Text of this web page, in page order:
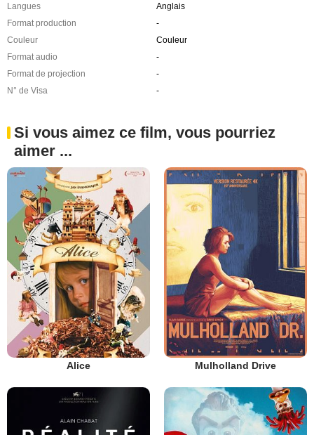
Langues
Anglais
Format production
-
Couleur
Couleur
Format audio
-
Format de projection
-
N° de Visa
-
Si vous aimez ce film, vous pourriez
aimer ...
Alice Mulholland Drive